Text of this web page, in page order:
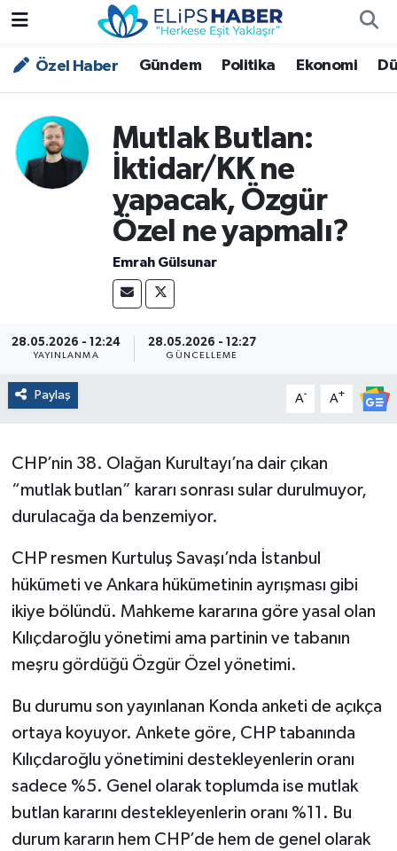
Özel Haber Gündem Politika Ekonomi
Mutlak Butlan:
İktidar/KK ne
yapacak, Özgür
Özel ne yapmalı?
Emrah Gülsunar
28.05.2026 - 12:24
YAYINLANMA
28.05.2026 - 12:27
GÜNCELLEME
Paylaş A- A+
CHP’nin 38. Olağan Kurultayı’na dair çıkan
“mutlak butlan” kararı sonrası sular durulmuyor,
durulacağa da benzemiyor.
CHP resmen Kurtuluş Savaşı’nda İstanbul
hükümeti ve Ankara hükümetinin ayrışması gibi
ikiye bölündü. Mahkeme kararına göre yasal olan
Kılıçdaroğlu yönetimi ama partinin ve tabanın
meşru gördüğü Özgür Özel yönetimi.
Bu durumu son yayınlanan Konda anketi de açıkça
ortaya koyuyor. Ankete göre, CHP tabanında
Kılıçdaroğlu yönetimini destekleyenlerin oranı
sadece %5. Genel olarak toplumda ise mutlak
butlan kararını destekleyenlerin oranı %11. Bu
durum kararın hem CHP’de hem de genel olarak
Özel Haber
Akademi
Asayiş
Bilim - Teknoloji
Kültür - Sanat
Magazin
Sağlık
Spor
Yaşam
Çalışma Hayatı
Kadın
Yurt
2024 Seçim Sonuçları
Nöbetçi Eczaneler
Hava Durumu
Trafik Durumu
Süper Lig Puan Durumu ve Fikstür
Son Dakika Haberleri